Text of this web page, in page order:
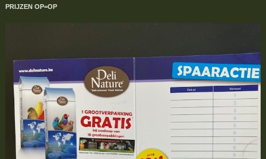
PRIJZEN OP=OP